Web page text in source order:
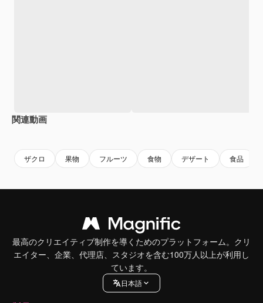
関連動画
ザクロ 果物 フルーツ 食物 デザート 食品
最高のクリエイティブ制作を導くためのプラットフォーム。クリ
エイター、企業、代理店、スタジオを含む100万人以上が利用し
ています。
日本語